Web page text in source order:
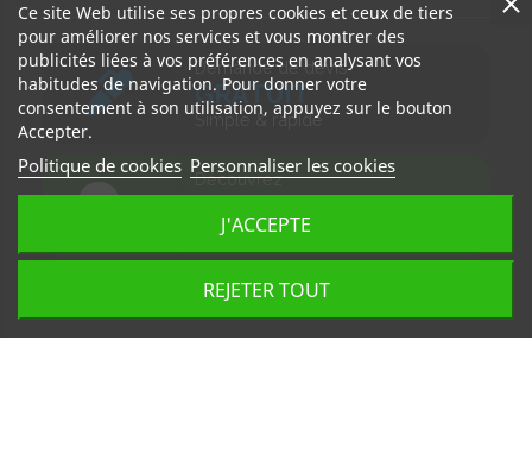
Demande de devis
GRATUIT
Simple & rapide
Découvrez
Accédez à nos articles
Ce site Web utilise ses propres cookies et ceux de tiers
pour améliorer nos services et vous montrer des
publicités liées à vos préférences en analysant vos
habitudes de navigation. Pour donner votre
consentement à son utilisation, appuyez sur le bouton
Accepter.
Politique de cookies Personnaliser les cookies
REJETER TOUT
J'ACCEPTE
Tous droits réservés, MD Ouest © 2026